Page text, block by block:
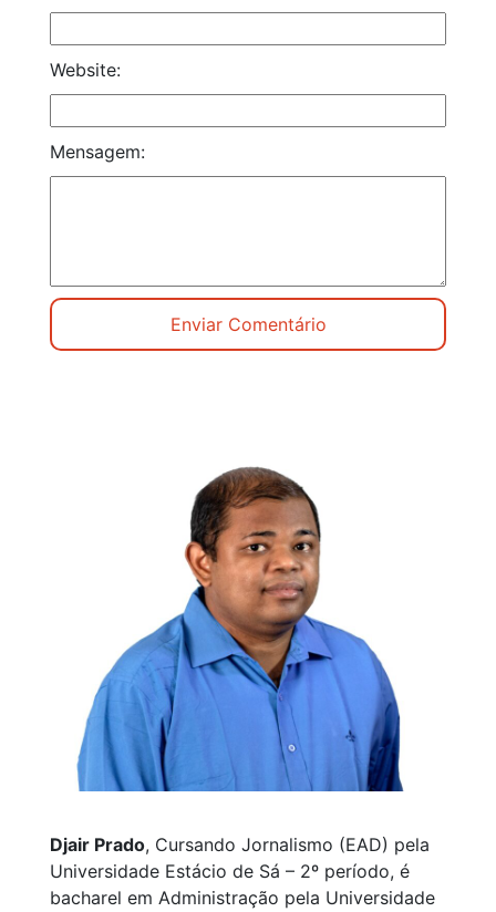
Website:
Mensagem:
Djair Prado, Cursando Jornalismo (EAD) pela
Universidade Estácio de Sá – 2º período, é
bacharel em Administração pela Universidade